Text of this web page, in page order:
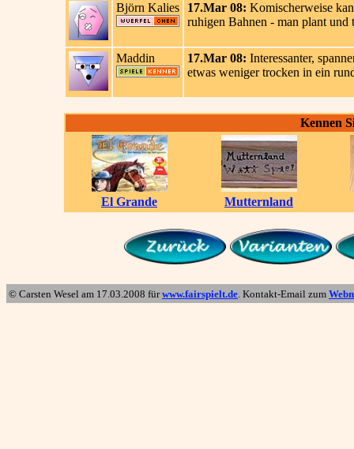
Björn Kalies 17.Mar 08: Komischerweise
ruhigen Bahnen - man plant
Maddin 17.Mar 08: Interessanter,
etwas weniger trocken in ein
Kennen
El Grande Mutternland
© Carsten Wesel am 17.03.2008 fürwww.fairspielt.de. Kontakt-Email zum